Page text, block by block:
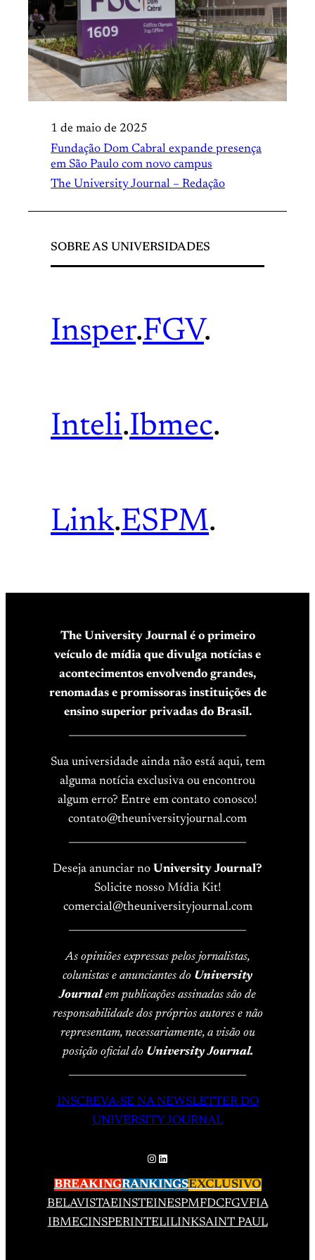
1 de maio de 2025
Fundação Dom Cabral expande presença
em São Paulo com novo campus
The University Journal – Redação
SOBRE AS UNIVERSIDADES
Insper.FGV.
Inteli.Ibmec.
Link.ESPM.
The University Journal é o primeiro
veículo de mídia que divulga notícias e
acontecimentos envolvendo grandes,
renomadas e promissoras instituições de
ensino superior privadas do Brasil.
Sua universidade ainda não está aqui, tem
alguma notícia exclusiva ou encontrou
algum erro? Entre em contato conosco!
contato@theuniversityjournal.com
Deseja anunciar no University Journal?
Solicite nosso Mídia Kit!
comercial@theuniversityjournal.com
As opiniões expressas pelos jornalistas,
colunistas e anunciantes do University
Journalem publicações assinadas são de
responsabilidade dos próprios autores e não
representam, necessariamente, a visão ou
posição oficial do University Journal.
INSCREVA-SE NA NEWSLETTER DO
UNIVERSITY JOURNAL
Instagram
LinkedIn
BREAKINGRANKINGSEXCLUSIVO
BELAVISTAEINSTEINESPMFDCFGVFIA
IBMECINSPERINTELILINKSAINT PAUL